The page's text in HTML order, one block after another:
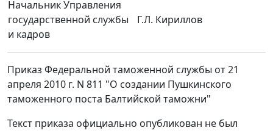
Начальник Управления
государственной службы
и кадров
Г.Л. Кириллов
Приказ Федеральной таможенной службы от 21
апреля 2010 г. N 811 "О создании Пушкинского
таможенного поста Балтийской таможни"
Текст приказа официально опубликован не был